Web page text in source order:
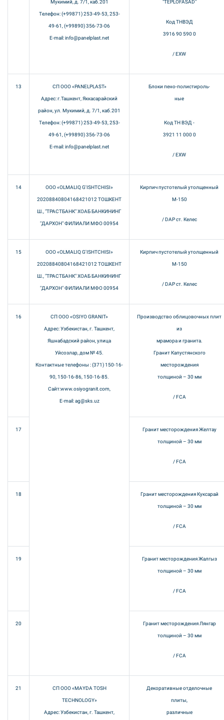
Мукимий, д. 7/1, каб.201
Телефон: (+99871) 253-49-53, 253-
49-61, (+99890) 356-73-06
E-mail: info@panelplast.net
"TEPLOFASAD"
Код ТНВЭД
3916 90 590 0
/ EXW
13 СП ООО «PANELPLAST»
Адрес: г.Ташкент, Яккасарайский
район, ул. Мукимий, д. 7/1, каб.201
Телефон: (+99871) 253-49-53, 253-
49-61, (+99890) 356-73-06
E-mail: info@panelplast.net
Блоки пено-полистироль-
ные
Код ТН ВЭД -
3921 11 000 0
/ EXW
14 ООО «OLMALIQ G'ISHTCHISI»
20208840804168421012 ТОШКЕНТ
Ш., "ТРАСТБАНК" ХОАБ БАНКИНИНГ
"ДАРХОН" ФИЛИАЛИ МФО 00954
Кирпич пустотелый утолщенный
М-150
/ DAP ст. Келес
15 ООО «OLMALIQ G'ISHTCHISI»
20208840804168421012 ТОШКЕНТ
Ш., "ТРАСТБАНК" ХОАБ БАНКИНИНГ
"ДАРХОН" ФИЛИАЛИ МФО 00954
Кирпич пустотелый утолщенный
М-150
/ DAP ст. Келес
16 СП ООО «OSIYO GRANIT»
Адрес: Узбекистан, г. Ташкент,
Яшнабадский район, улица
Уйсозлар, дом № 45.
Контактные телефоны : (371) 150-16-
90, 150-16-86, 150-16-85.
Сайт:www.osiyogranit.com,
E-mail: ag@sks.uz
Производство облицовочных плит
из
мрамора и гранита.
Гранит Капустянского
месторождения
толщиной – 30 мм
/ FCA
17 Гранит месторождения Желтау
толщиной – 30 мм
/ FCA
18 Гранит месторождения Куксарай
толщиной – 30 мм
/ FCA
19 Гранит месторождения Жалгыз
толщиной – 30 мм
/ FCA
20 Гранит месторождения Лянгар
толщиной – 30 мм
/ FCA
21 СП ООО «MAYDA TOSH
TECHNOLOGY»
Адрес: Узбекистан, г. Ташкент,
Декоративные отделочные
плиты,
различные